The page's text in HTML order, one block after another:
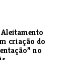
criação do
no